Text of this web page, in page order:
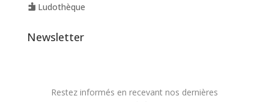
Ludothèque
Newsletter
Restez informés en recevant nos dernières